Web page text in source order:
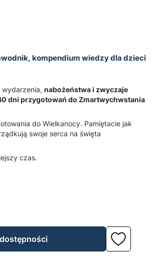
kompendium wiedzy dla dzieci
nabożeństwa i zwyczaje
dni przygotowań do Zmartwychwstania
do Wielkanocy. Pamiętacie jak
swoje serca na święta
czas.